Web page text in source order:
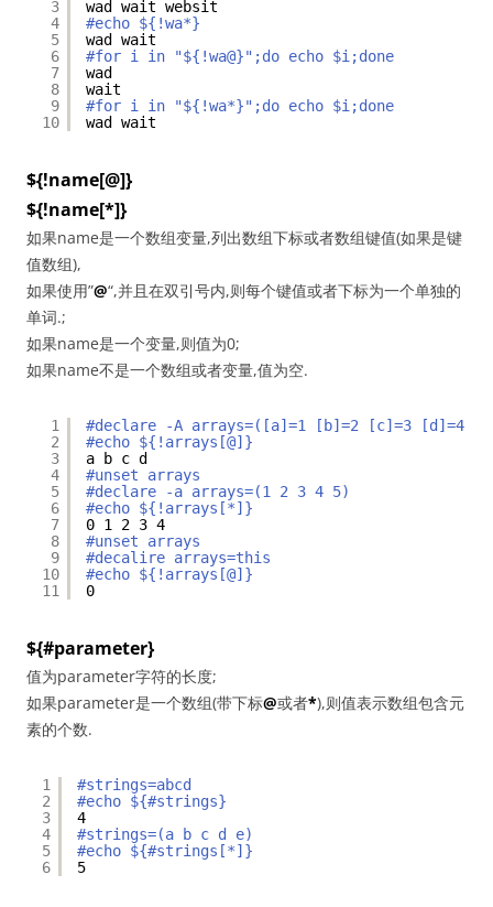
3
4
5
6
7
8
9
10
wad wait websit
#echo ${!wa*}
wad wait
#for i in "${!wa@}";do echo $i;done
wad
wait
#for i in "${!wa*}";do echo $i;done
wad wait
${!name[@]}
${!name[*]}
如果name是一个数组变量,列出数组下标或者数组键值(如果是键
值数组),
如果使用”@“,并且在双引号内,则每个键值或者下标为一个单独的
单词.;
如果name是一个变量,则值为0;
如果name不是一个数组或者变量,值为空.
1
2
3
4
5
6
7
8
9
10
11
#declare -A arrays=([a]=1 [b]=2 [c]=3 [d]=4)
#echo ${!arrays[@]}
a b c d
#unset arrays
#declare -a arrays=(1 2 3 4 5)
#echo ${!arrays[*]}
0 1 2 3 4
#unset arrays
#decalire arrays=this
#echo ${!arrays[@]}
0
${#parameter}
值为parameter字符的长度;
如果parameter是一个数组(带下标@或者*),则值表示数组包含元
素的个数.
1
2
3
4
5
6
#strings=abcd
#echo ${#strings}
4
#strings=(a b c d e)
#echo ${#strings[*]}
5